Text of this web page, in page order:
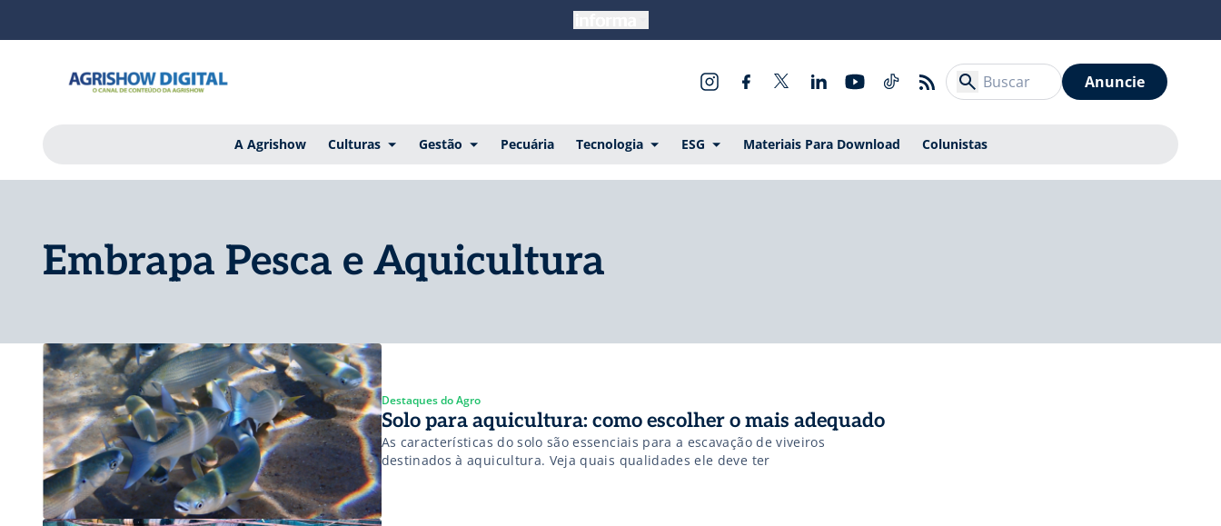
Anuncie
A Agrishow Culturas Gestão Pecuária Tecnologia ESG Materiais Para Download Colunistas
Embrapa Pesca e Aquicultura
Destaques do Agro
Solo para aquicultura: como escolher o mais adequado
As características do solo são essenciais para a escavação de viveiros
destinados à aquicultura. Veja quais qualidades ele deve ter